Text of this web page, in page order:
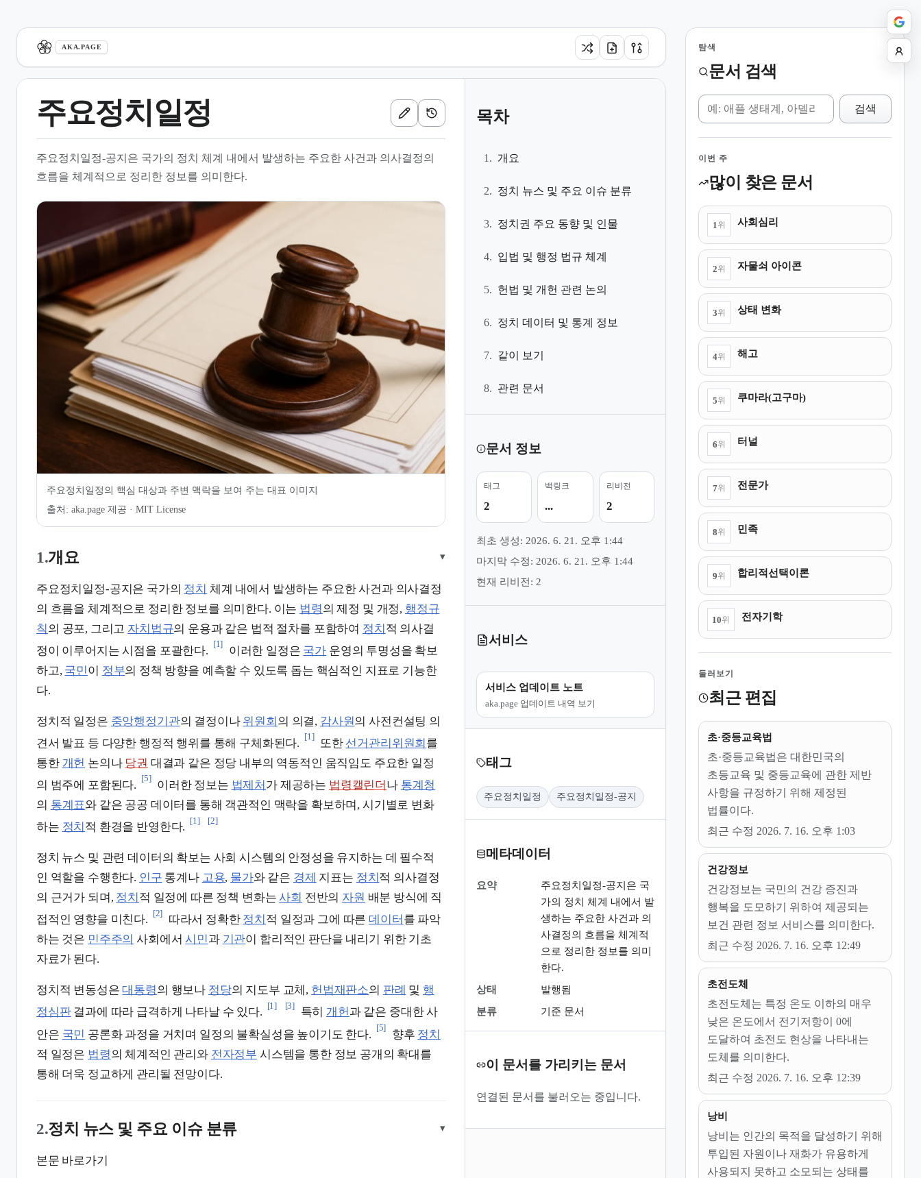
AKA.PAGE
주요정치일정
주요정치일정-공지은 국가의 정치 체계 내에서 발생하는 주요한 사건과 의사결정의
흐름을 체계적으로 정리한 정보를 의미한다.
주요정치일정의 핵심 대상과 주변 맥락을 보여 주는 대표 이미지
출처: aka.page 제공 · MIT License
1.개요 ▾
주요정치일정-공지은 국가의 정치 체계 내에서 발생하는 주요한 사건과 의사결정
의 흐름을 체계적으로 정리한 정보를 의미한다. 이는 법령의 제정 및 개정, 행정규
칙의 공포, 그리고 자치법규의 운용과 같은 법적 절차를 포함하여 정치 적 의사결
정이 이루어지는 시점을 포괄한다.
[1]
이러한 일정은 국가 운영의 투명성을 확보
하고, 국민 이 정부의 정책 방향을 예측할 수 있도록 돕는 핵심적인 지표로 기능한
다.
정치적 일정은 중앙행정기관의 결정이나 위원회 의 의결, 감사원의 사전컨설팅 의
견서 발표 등 다양한 행정적 행위를 통해 구체화된다.
[1]
또한 선거관리위원회 를
통한 개헌 논의나 당권 대결과 같은 정당 내부의 역동적인 움직임도 주요한 일정
의 범주에 포함된다.
[5]
이러한 정보는 법제처 가 제공하는 법령캘린더 나 통계청
의 통계표와 같은 공공 데이터를 통해 객관적인 맥락을 확보하며, 시기별로 변화
하는 정치 적 환경을 반영한다.
[1] [2]
정치 뉴스 및 관련 데이터의 확보는 사회 시스템의 안정성을 유지하는 데 필수적
인 역할을 수행한다. 인구 통계나 고용, 물가와 같은 경제 지표는 정치 적 의사결정
의 근거가 되며, 정치 적 일정에 따른 정책 변화는사회 전반의 자원 배분 방식에 직
접적인 영향을 미친다.
[2]
따라서 정확한 정치 적 일정과 그에 따른데이터 를 파악
하는 것은 민주주의 사회에서시민과 기관이 합리적인 판단을 내리기 위한 기초
자료가 된다.
정치적 변동성은대통령의 행보나 정당의 지도부 교체, 헌법재판소의 판례 및 행
정심판결과에 따라 급격하게 나타날 수 있다.
[1] [3]
특히 개헌과 같은 중대한 사
안은 국민 공론화 과정을 거치며 일정의 불확실성을 높이기도 한다.
[5]
향후 정치
적 일정은 법령의 체계적인 관리와 전자정부 시스템을 통한 정보 공개의 확대를
통해 더욱 정교하게 관리될 전망이다.
2.정치 뉴스 및 주요 이슈 분류 ▾
본문 바로가기
목차
1. 개요
2. 정치 뉴스 및 주요 이슈 분류
3. 정치권 주요 동향 및 인물
4. 입법 및 행정 법규 체계
5. 헌법 및 개헌 관련 논의
6. 정치 데이터 및 통계 정보
7. 같이 보기
8. 관련 문서
문서 정보
태그
2
백링크
...
리비전
2
최초 생성: 2026. 6. 21. 오후 1:44
마지막 수정: 2026. 6. 21. 오후 1:44
현재 리비전: 2
서비스
서비스 업데이트 노트
aka.page 업데이트 내역 보기
태그
주요정치일정 주요정치일정-공지
메타데이터
요약
주요정치일정-공지은 국
가의 정치 체계 내에서 발
생하는 주요한 사건과 의
사결정의 흐름을 체계적
으로 정리한 정보를 의미
한다.
상태
발행됨
분류
기준 문서
이 문서를 가리키는 문서
연결된 문서를 불러오는 중입니다.
개요
정치 뉴스 및 주요 이슈 분류
정치권 주요 동향 및 인물
입법 및 행정 법규 체계
헌법 및 개헌 관련 논의
정치 데이터 및 통계 정보
같이 보기
관련 문서
탐색
문서 검색
위키 검색
검색
이번 주
많이 찾은 문서
1 위 사회심리
2위 자물쇠 아이콘
3위 상태 변화
4위 해고
5위 쿠마라(고구마)
6위 터널
7위 전문가
8위 민족
9위 합리적선택이론
10위 전자기학
둘러보기
최근 편집
초·중등교육법
초·중등교육법은 대한민국의
초등교육 및 중등교육에 관한 제반
사항을 규정하기 위해 제정된
법률이다.
최근 수정 2026. 7. 16. 오후 1:03
건강정보
건강정보는 국민의 건강 증진과
행복을 도모하기 위하여 제공되는
보건 관련 정보 서비스를 의미한다.
최근 수정 2026. 7. 16. 오후 12:49
초전도체
초전도체는 특정 온도 이하의 매우
낮은 온도에서 전기저항이 0에
도달하여 초전도 현상을 나타내는
도체를 의미한다.
최근 수정 2026. 7. 16. 오후 12:39
낭비
낭비는 인간의 목적을 달성하기 위해
투입된 자원이나 재화가 유용하게
사용되지 못하고 소모되는 상태를